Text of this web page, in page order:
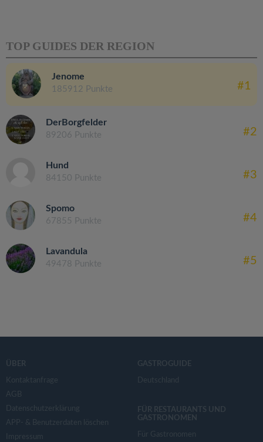
TOP GUIDES DER REGION
Jenome
185912 Punkte #1
DerBorgfelder
89206 Punkte #2
Hund
84150 Punkte #3
Spomo
67855 Punkte #4
Lavandula
49478 Punkte #5
ÜBER
Kontaktanfrage
AGB
Datenschutzerklärung
APP- & Benutzerdaten löschen
Impressum
GASTROGUIDE
Deutschland
FÜR RESTAURANTS UND
GASTRONOMEN
Für Gastronomen